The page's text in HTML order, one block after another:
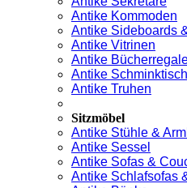
Antike Kommoden
Antike Sideboards
Antike Vitrinen
Antike
Antike
Antike Truhen
Sitzmöbel
Antike Stühle &
Antike Sessel
Antike Sofas &
Antike Schlafsofas